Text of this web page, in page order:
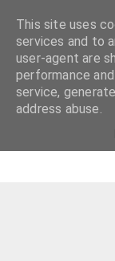
This site uses
services and to
user-agent are
performance
service,
address abuse.